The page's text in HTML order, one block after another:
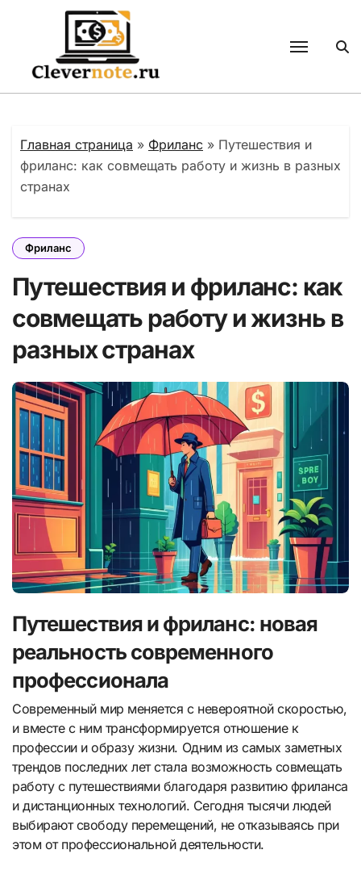
содержанию
Главная страница » Фриланс » Путешествия и
фриланс: как совмещать работу и жизнь в разных
странах
Фриланс
Путешествия и фриланс: как
совмещать работу и жизнь в
разных странах
Путешествия и фриланс: новая
реальность современного
профессионала
Современный мир меняется с невероятной скоростью,
и вместе с ним трансформируется отношение к
профессии и образу жизни. Одним из самых заметных
трендов последних лет стала возможность совмещать
работу с путешествиями благодаря развитию фриланса
и дистанционных технологий. Сегодня тысячи людей
выбирают свободу перемещений, не отказываясь при
этом от профессиональной деятельности.